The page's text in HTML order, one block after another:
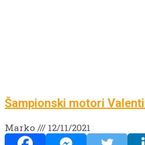
Šampionski motori
Marko 12/11/2021